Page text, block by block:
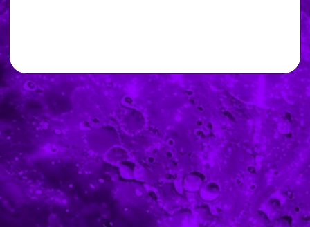
GO
what we do
what we did
who we are
why join us
let's talk
WITH
MOONDIGO: